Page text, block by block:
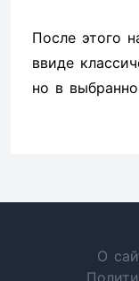
После этого
ввиде
но в
О